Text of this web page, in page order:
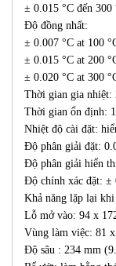
± 0.015 °C đến
Độ đồng nhất:
± 0.007 °C at 100
± 0.015 °C at 200
± 0.020 °C at 300
Thời gian gia nhiệt:
Thời gian ổn định:
Nhiệt độ cài đặt:
Độ phân giải đặt:
Độ phân giải hiển
Độ chính xác đặt: ±
Khả năng lặp lại
Lỗ mở vào: 94 x
Vùng làm việc: 81
Độ sâu : 234 mm